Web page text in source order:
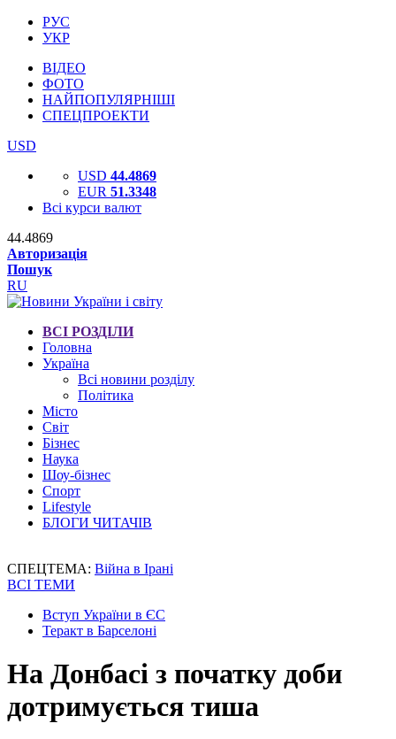
РУС
УКР
ВІДЕО
ФОТО
НАЙПОПУЛЯРНІШІ
СПЕЦПРОЕКТИ
USD
USD 44.4869
EUR 51.3348
Всі курси валют
44.4869
Авторизація
Пошук
RU
ВСІ РОЗДІЛИ
Головна
Україна
Всі новини розділу
Політика
Місто
Світ
Бізнес
Наука
Шоу-бізнес
Спорт
Lifestyle
БЛОГИ ЧИТАЧІВ
СПЕЦТЕМА: Війна в Ірані
ВСІ ТЕМИ
Вступ України в ЄС
Теракт в Барселоні
На Донбасі з початку доби
дотримується тиша